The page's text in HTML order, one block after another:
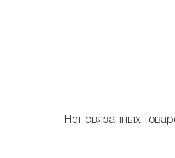
Нет связанных